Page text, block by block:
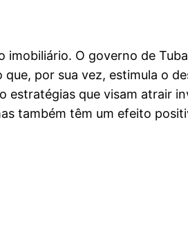
imobiliário. O governo de
por sua vez, estimula o
estratégias que visam atrair
também têm um efeito